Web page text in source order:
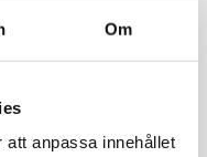
Om
att anpassa innehållet
lagringstankar